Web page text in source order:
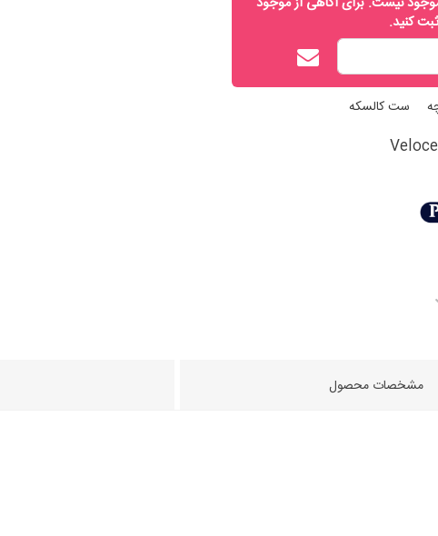
کنید.
ست کالسکه
مشخصات محصول